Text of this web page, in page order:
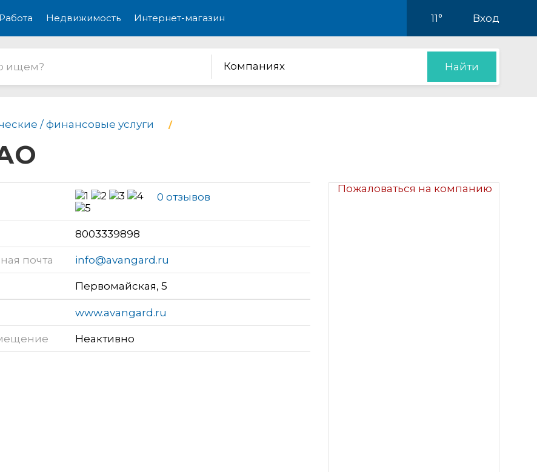
Работа Недвижимость Интернет-магазин 11° Вход
Компаниях Найти
/ финансовые услуги
Пожаловаться на компанию
0 отзывов
8003339898
почта info@avangard.ru
Первомайская, 5
www.avangard.ru
Неактивно